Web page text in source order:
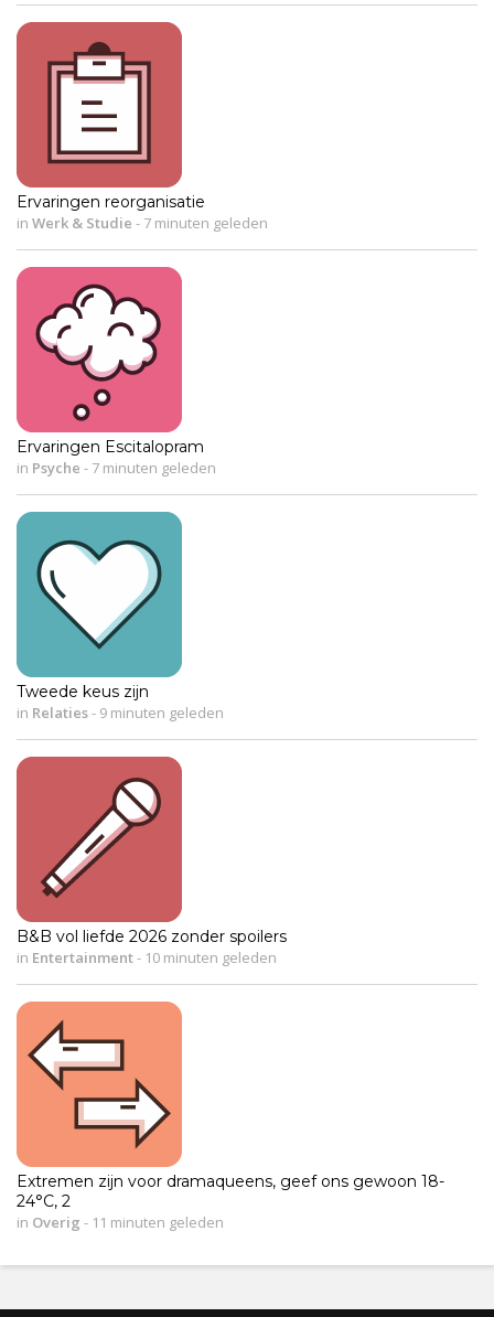
Ervaringen reorganisatie
in Werk & Studie - 7 minuten geleden
Ervaringen Escitalopram
in Psyche - 7 minuten geleden
Tweede keus zijn
in Relaties- 9 minuten geleden
B&B vol liefde 2026 zonder spoilers
in Entertainment- 10 minuten geleden
Extremen zijn voor dramaqueens, geef ons gewoon 18-
24°C, 2
in Overig - 11 minuten geleden